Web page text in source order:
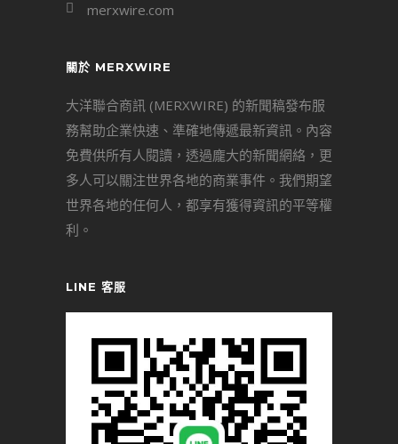
merxwire.com
關於 MERXWIRE
大洋聯合商訊 (MERXWIRE) 的新聞稿發布服
務幫助企業快速、準確地傳遞最新資訊。內容
免費供所有人閱讀，透過龐大的新聞網絡，更
多人可以關注世界各地的商業事件。我們期望
世界各地的任何人，都享有獲得資訊的平等權
利。
LINE 客服